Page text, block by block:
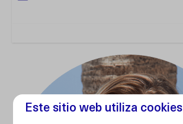
Este sitio web utiliza cookies